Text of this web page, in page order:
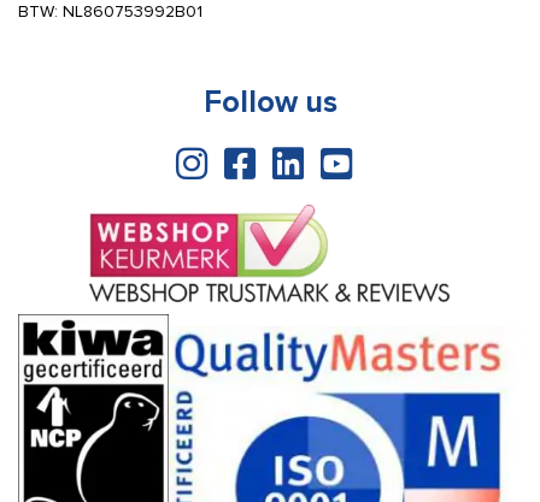
BTW: NL860753992B01
Follow us